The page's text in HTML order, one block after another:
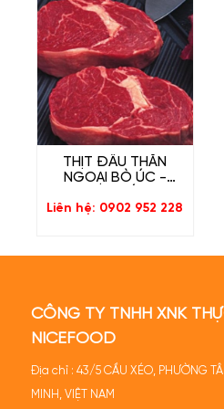
miếng sẽ dễ dàng
gia vị và trong quá
đều thì thịt tan giá
thịt vừa có độ dẻo
hương vị tự nhiên nhất
chế biến.
vitamin B6, vitamin
lượng cho hệ thần kinh,
THỊT ĐẦU THĂN
NGOẠI BÒ ÚC -
Liên hệ: 0902 952 228
CÔNG TY TNHH XNK
NICEFOOD
Địa chỉ : 43/5 CẦU XÉO, PHƯỜNG
MINH, VIỆT NAM